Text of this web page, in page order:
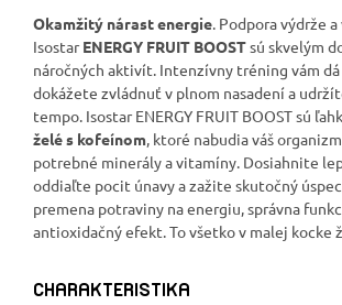
Okamžitý nárast energie. Podpora výdrže
IsostarENERGY FRUIT BOOSTsú skvelým
náročných aktivít. Intenzívny tréning vám dá
dokážete zvládnuť v plnom nasadení a
tempo. Isostar ENERGY FRUIT BOOST sú
želé s kofeínom, ktoré nabudia váš
potrebné minerály a vitamíny. Dosiahnite
oddiaľte pocit únavy a zažite skutočný
premena potraviny na energiu, správna
antioxidačný efekt. To všetko v malej kocke
CHARAKTERISTIKA